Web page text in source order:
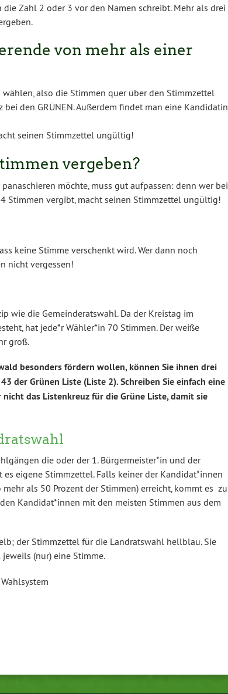
Zahl 2 oder 3 vor den Namen schreibt. Mehr als drei
von mehr als einer
also die Stimmen quer über den Stimmzettel
den GRÜNEN. Außerdem findet man eine Kandidatin
seinen Stimmzettel ungültig!
vergeben?
möchte, muss gut aufpassen: denn wer bei
Stimmen vergibt, macht seinen Stimmzettel ungültig!
keine Stimme verschenkt wird. Wer dann noch
nicht vergessen!
wie die Gemeinderatswahl. Da der Kreistag im
hat jede*r Wähler*in 70 Stimmen. Der weiße
groß.
besonders fördern wollen, können Sie ihnen drei
der Grünen Liste (Liste 2). Schreiben Sie einfach eine
das Listenkreuz für die Grüne Liste, damit sie
die oder der 1. Bürgermeister*in und der
eigene Stimmzettel. Falls keiner der Kandidat*innen
als 50 Prozent der Stimmen) erreicht, kommt es zu
Kandidat*innen mit den meisten Stimmen aus dem
der Stimmzettel für die Landratswahl hellblau. Sie
(nur) eine Stimme.